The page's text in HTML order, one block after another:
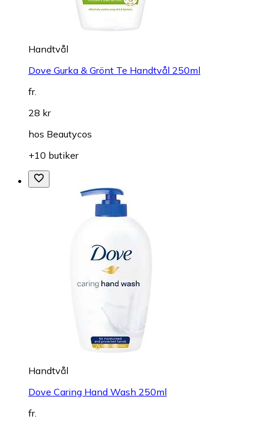
Handtvål
Dove Gurka & Grönt Te Handtvål 250ml
fr.
28 kr
hos Beautycos
+10 butiker
Handtvål
Dove Caring Hand Wash 250ml
fr.